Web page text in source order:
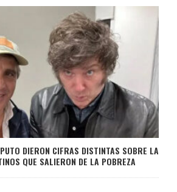
DIERON CIFRAS DISTINTAS SOBRE LA
QUE SALIERON DE LA POBREZA